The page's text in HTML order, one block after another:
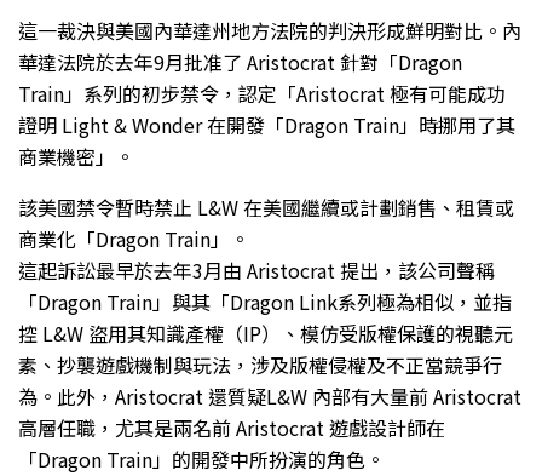
這一裁決與美國內華達州地方法院的判決形成鮮明對比。內
華達法院於去年9月批准了 Aristocrat 針對「Dragon
Train」系列的初步禁令，認定「Aristocrat 極有可能成功
證明 Light & Wonder 在開發「Dragon Train」時挪用了其
商業機密」。
該美國禁令暫時禁止 L&W 在美國繼續或計劃銷售、租賃或
商業化「Dragon Train」。
這起訴訟最早於去年3月由 Aristocrat 提出，該公司聲稱
「Dragon Train」與其「Dragon Link系列極為相似，並指
控 L&W 盜用其知識產權（IP）、模仿受版權保護的視聽元
素、抄襲遊戲機制與玩法，涉及版權侵權及不正當競爭行
為。此外，Aristocrat 還質疑L&W 內部有大量前 Aristocrat
高層任職，尤其是兩名前 Aristocrat 遊戲設計師在
「Dragon Train」的開發中所扮演的角色。